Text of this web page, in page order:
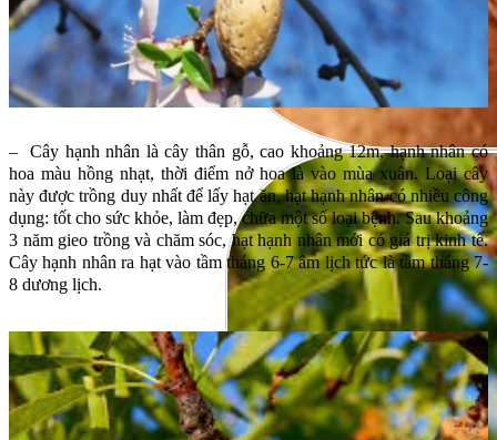
– Cây hạnh nhân là cây thân gỗ, cao khoảng 12m, hạnh nhân có
hoa màu hồng nhạt, thời điểm nở hoa là vào mùa xuân. Loại cây
này được trồng duy nhất để lấy hạt ăn, hạt hạnh nhân có nhiều công
dụng: tốt cho sức khỏe, làm đẹp, chữa một số loại bệnh. Sau khoảng
3 năm gieo trồng và chăm sóc, hạt hạnh nhân mới có giá trị kinh tế.
Cây hạnh nhân ra hạt vào tầm tháng 6-7 âm lịch tức là tầm tháng 7-
8 dương lịch.